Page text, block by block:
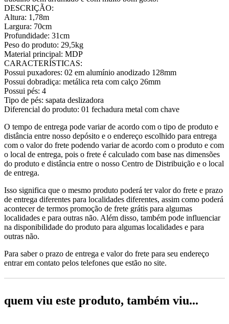
DESCRIÇÃO:
Altura: 1,78m
Largura: 70cm
Profundidade: 31cm
Peso do produto: 29,5kg
Material principal: MDP
CARACTERÍSTICAS:
Possui puxadores: 02 em alumínio anodizado 128mm
Possui dobradiça: metálica reta com calço 26mm
Possui pés: 4
Tipo de pés: sapata deslizadora
Diferencial do produto: 01 fechadura metal com chave
O tempo de entrega pode variar de acordo com o tipo de produto e
distância entre nosso depósito e o endereço escolhido para entrega
com o valor do frete podendo variar de acordo com o produto e com
o local de entrega, pois o frete é calculado com base nas dimensões
do produto e distância entre o nosso Centro de Distribuição e o local
de entrega.
Isso significa que o mesmo produto poderá ter valor do frete e prazo
de entrega diferentes para localidades diferentes, assim como poderá
acontecer de termos promoção de frete grátis para algumas
localidades e para outras não. Além disso, também pode influenciar
na disponibilidade do produto para algumas localidades e para
outras não.
Para saber o prazo de entrega e valor do frete para seu endereço
entrar em contato pelos telefones que estão no site.
quem viu este produto, também viu...